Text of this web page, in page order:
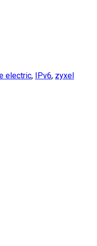
electric, IPv6, zyxel